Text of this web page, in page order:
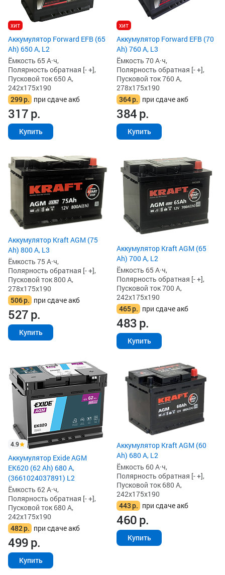
хит
Аккумулятор Forward EFB (65
Ah) 650 А, L2
Ёмкость 65 А·ч,
Полярность обратная [- +],
Пусковой ток 650 А,
242x175x190
299р. при сдаче акб
317р.
Купить
хит
Аккумулятор Forward EFB (70
Ah) 760 А, L3
Ёмкость 70 А·ч,
Полярность обратная [- +],
Пусковой ток 760 А,
278x175x190
364р. при сдаче акб
384р.
Купить
Аккумулятор Kraft AGM (75
Ah) 800 А, L3
Ёмкость 75 А·ч,
Полярность обратная [- +],
Пусковой ток 800 А,
278x175x190
506р. при сдаче акб
527р.
Купить
Аккумулятор Kraft AGM (65
Ah) 700 А, L2
Ёмкость 65 А·ч,
Полярность обратная [- +],
Пусковой ток 700 А,
242x175x190
465р. при сдаче акб
483р.
Купить
4.9
Аккумулятор Exide AGM
EK620 (62 Ah) 680 А,
(3661024037891) L2
Ёмкость 62 А·ч,
Полярность обратная [- +],
Пусковой ток 680 А,
242x175x190
482р. при сдаче акб
499р.
Купить
Аккумулятор Kraft AGM (60
Ah) 680 А, L2
Ёмкость 60 А·ч,
Полярность обратная [- +],
Пусковой ток 680 А,
242x175x190
443р. при сдаче акб
460р.
Купить